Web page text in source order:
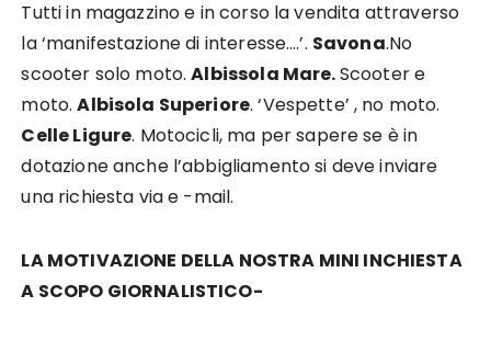
Tutti in magazzino e in corso la vendita attraverso
la ‘manifestazione di interesse….’. Savona.No
scooter solo moto.Albissola Mare.Scooter e
moto.Albisola Superiore. ‘Vespette’ , no moto.
Celle Ligure. Motocicli, ma per sapere se è in
dotazione anche l’abbigliamento si deve inviare
una richiesta via e -mail.
LA MOTIVAZIONE DELLA NOSTRA MINI INCHIESTA
A SCOPO GIORNALISTICO-